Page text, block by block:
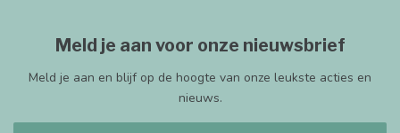
Meld je aan voor onze nieuwsbrief
Meld je aan en blijf op de hoogte van onze leukste acties en
nieuws.